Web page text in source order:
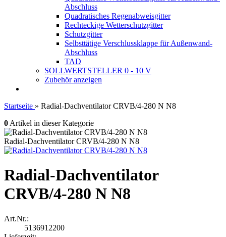
Abschluss
Quadratisches Regenabweisgitter
Rechteckige Wetterschutzgitter
Schutzgitter
Selbsttätige Verschlussklappe für Außenwand-
Abschluss
TAD
SOLLWERTSTELLER 0 - 10 V
Zubehör anzeigen
Startseite » Radial-Dachventilator CRVB/4-280 N N8
0 Artikel in dieser Kategorie
Radial-Dachventilator CRVB/4-280 N N8
Radial-Dachventilator
CRVB/4-280 N N8
Art.Nr.:
5136912200